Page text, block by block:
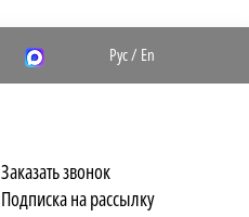
Рус/ En
Заказать звонок
Подписка на рассылку